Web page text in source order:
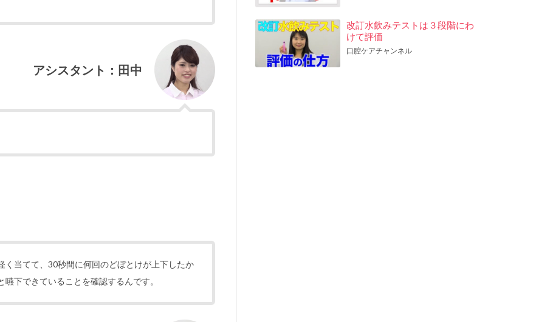
アシスタント：田中
当てて、30秒間に何回のどぼとけが上下したか
下できていることを確認するんです。
改訂水飲みテストは３段階にわ
けて評価
口腔ケアチャンネル